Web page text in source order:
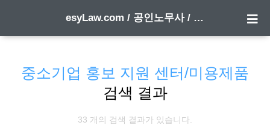
esyLaw.com / 공인노무사 / 행정사 한 방에 합격하기
중소기업 홍보 지원 센터/미용제품
검색 결과
33 개의 검색 결과가 있습니다.